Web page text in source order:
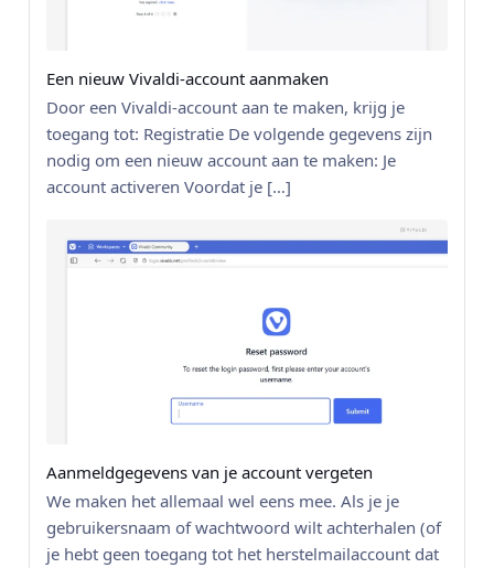
Een nieuw Vivaldi-account aanmaken
Door een Vivaldi-account aan te maken, krijg je
toegang tot: Registratie De volgende gegevens zijn
nodig om een nieuw account aan te maken: Je
account activeren Voordat je […]
Aanmeldgegevens van je account vergeten
We maken het allemaal wel eens mee. Als je je
gebruikersnaam of wachtwoord wilt achterhalen (of
je hebt geen toegang tot het herstelmailaccount dat